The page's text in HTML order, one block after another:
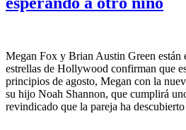
Megan Fox y Brian Austin Green están
estrellas de Hollywood confirman que
principios de agosto, Megan con la
su hijo Noah Shannon, que cumplirá
revindicado que la pareja ha